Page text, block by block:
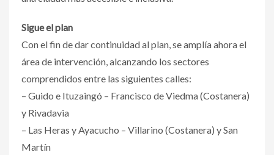
Sigue el plan
Con el fin de dar continuidad al plan, se amplía ahora el
área de intervención, alcanzando los sectores
comprendidos entre las siguientes calles:
– Guido e Ituzaingó – Francisco de Viedma (Costanera)
y Rivadavia
– Las Heras y Ayacucho – Villarino (Costanera) y San
Martín